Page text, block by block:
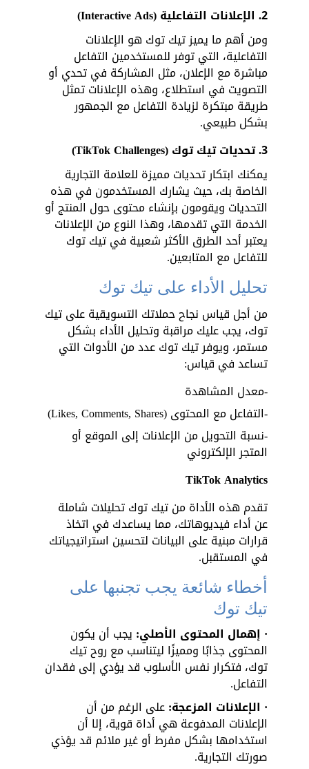
2. الإعلانات التفاعلية (Interactive Ads)
ومن أهم ما يميز تيك توك هو الإعلانات
التفاعلية، التي توفر للمستخدمين التفاعل
مباشرة مع الإعلان، مثل المشاركة في تحدي أو
التصويت في استطلاع، وهذه الإعلانات تمثل
طريقة مبتكرة لزيادة التفاعل مع الجمهور
بشكل طبيعي.
3. تحديات تيك توك (TikTok Challenges)
يمكنك ابتكار تحديات مميزة للعلامة التجارية
الخاصة بك، حيث يشارك المستخدمون في هذه
التحديات ويقومون بإنشاء محتوى حول المنتج أو
الخدمة التي تقدمها، وهذا النوع من الإعلانات
يعتبر أحد الطرق الأكثر شعبية في تيك توك
للتفاعل مع المتابعين.
تحليل الأداء على تيك توك
من أجل قياس نجاح حملاتك التسويقية على تيك
توك، يجب عليك مراقبة وتحليل الأداء بشكل
مستمر، ويوفر تيك توك عدد من الأدوات التي
تساعد في قياس:
-معدل المشاهدة
-التفاعل مع المحتوى (Likes, Comments, Shares)
-نسبة التحويل من الإعلانات إلى الموقع أو
المتجر الإلكتروني
TikTok Analytics
تقدم هذه الأداة من تيك توك تحليلات شاملة
عن أداء فيديوهاتك، مما يساعدك في اتخاذ
قرارات مبنية على البيانات لتحسين استراتيجياتك
في المستقبل.
أخطاء شائعة يجب تجنبها على
تيك توك
· إهمال المحتوى الأصلي: يجب أن يكون
المحتوى جذابًا ومميزًا ليتناسب مع روح تيك
توك، فتكرار نفس الأسلوب قد يؤدي إلى فقدان
التفاعل.
· الإعلانات المزعجة: على الرغم من أن
الإعلانات المدفوعة هي أداة قوية، إلا أن
استخدامها بشكل مفرط أو غير ملائم قد يؤذي
صورتك التجارية.